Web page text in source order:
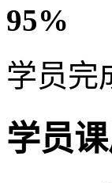
95%
学员完
学员